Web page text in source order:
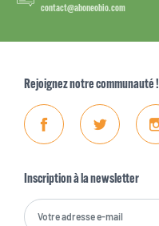
contact@aboneobio.com
Rejoignez notre communauté !
FacebookTwitter
Inscription à la newsletter